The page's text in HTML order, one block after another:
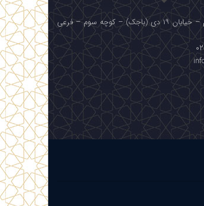
آدرس: شهر مقدس قم – خیابان ۱۹ دی (باجک) – کوچه سوم – فرعی